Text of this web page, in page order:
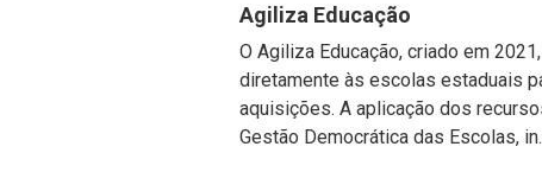
Agiliza Educação
O Agiliza Educação, criado em
diretamente às escolas estaduais
aquisições. A aplicação dos
Gestão Democrática das Escolas,